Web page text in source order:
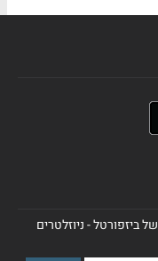
ביזפורטל - ניוזלטרים